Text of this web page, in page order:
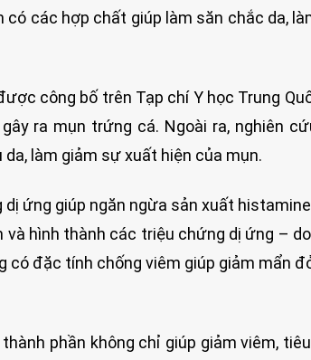
có các hợp chất giúp làm săn chắc da,
công bố trên Tạp chí Y học Trung
ra mụn trứng cá. Ngoài ra, nghiên
làm giảm sự xuất hiện của mụn.
ứng giúp ngăn ngừa sản xuất
hình thành các triệu chứng dị ứng –
có đặc tính chống viêm giúp giảm mẩn
phần không chỉ giúp giảm viêm,